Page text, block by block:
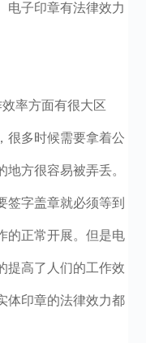
电子印章有法律效力
率方面有很大区
很多时候需要拿着公
方很容易被弄丢。
签字盖章就必须等到
的正常开展。但是电
提高了人们的工作效
体印章的法律效力都